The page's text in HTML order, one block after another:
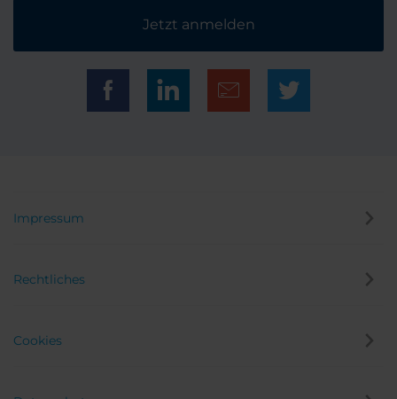
Jetzt anmelden
Impressum
Rechtliches
Cookies